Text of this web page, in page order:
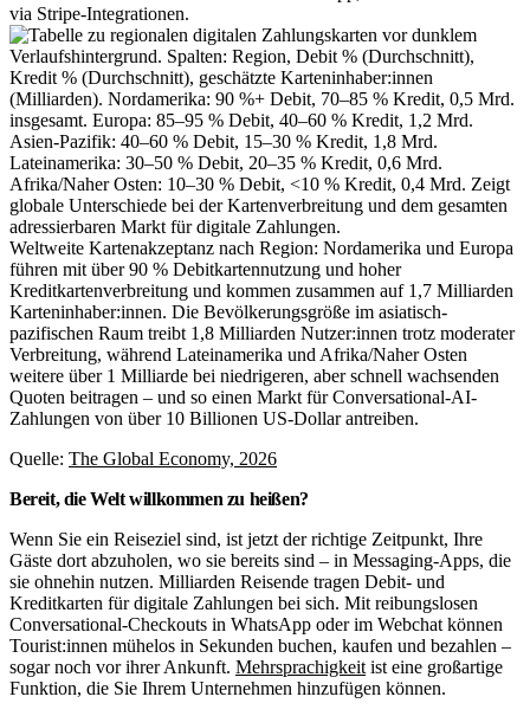
via Stripe-Integrationen.
Weltweite Kartenakzeptanz nach Region: Nordamerika und Europa
führen mit über 90 % Debitkartennutzung und hoher
Kreditkartenverbreitung und kommen zusammen auf 1,7 Milliarden
Karteninhaber:innen. Die Bevölkerungsgröße im asiatisch-
pazifischen Raum treibt 1,8 Milliarden Nutzer:innen trotz moderater
Verbreitung, während Lateinamerika und Afrika/Naher Osten
weitere über 1 Milliarde bei niedrigeren, aber schnell wachsenden
Quoten beitragen – und so einen Markt für Conversational-AI-
Zahlungen von über 10 Billionen US-Dollar antreiben.
Quelle: The Global Economy, 2026
Bereit, die Welt willkommen zu heißen?
Wenn Sie ein Reiseziel sind, ist jetzt der richtige Zeitpunkt, Ihre
Gäste dort abzuholen, wo sie bereits sind – in Messaging-Apps, die
sie ohnehin nutzen. Milliarden Reisende tragen Debit- und
Kreditkarten für digitale Zahlungen bei sich. Mit reibungslosen
Conversational-Checkouts in WhatsApp oder im Webchat können
Tourist:innen mühelos in Sekunden buchen, kaufen und bezahlen –
sogar noch vor ihrer Ankunft. Mehrsprachigkeit ist eine großartige
Funktion, die Sie Ihrem Unternehmen hinzufügen können.